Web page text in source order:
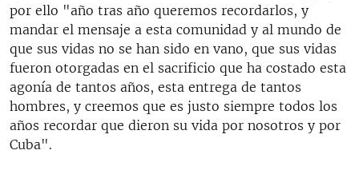
por ello "año tras año queremos recordarlos, y
mandar el mensaje a esta comunidad y al mundo de
que sus vidas no se han sido en vano, que sus vidas
fueron otorgadas en el sacrificio que ha costado esta
agonía de tantos años, esta entrega de tantos
hombres, y creemos que es justo siempre todos los
años recordar que dieron su vida por nosotros y por
Cuba".